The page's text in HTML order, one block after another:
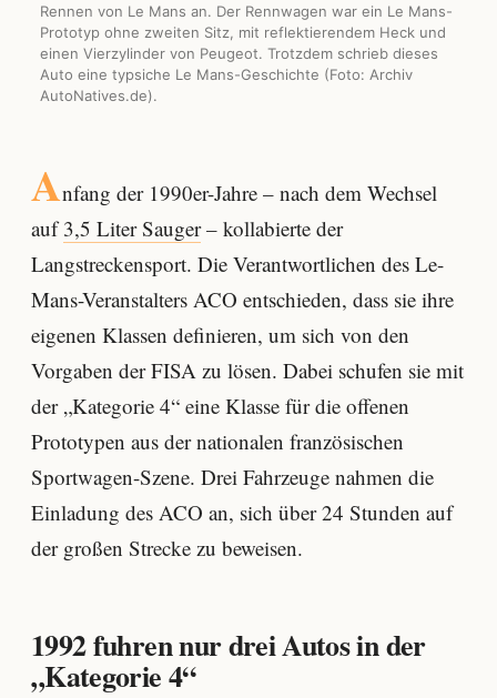
Rennen von Le Mans an. Der Rennwagen war ein Le Mans-
Prototyp ohne zweiten Sitz, mit reflektierendem Heck und
einen Vierzylinder von Peugeot. Trotzdem schrieb dieses
Auto eine typsiche Le Mans-Geschichte (Foto: Archiv
AutoNatives.de).
Anfang der 1990er-Jahre – nach dem Wechsel
auf3,5 Liter Sauger– kollabierte der
Langstreckensport. Die Verantwortlichen des Le-
Mans-Veranstalters ACO entschieden, dass sie ihre
eigenen Klassen definieren, um sich von den
Vorgaben der FISA zu lösen. Dabei schufen sie mit
der „Kategorie 4“ eine Klasse für die offenen
Prototypen aus der nationalen französischen
Sportwagen-Szene. Drei Fahrzeuge nahmen die
Einladung des ACO an, sich über 24 Stunden auf
der großen Strecke zu beweisen.
1992 fuhren nur drei Autos in der
„Kategorie 4“